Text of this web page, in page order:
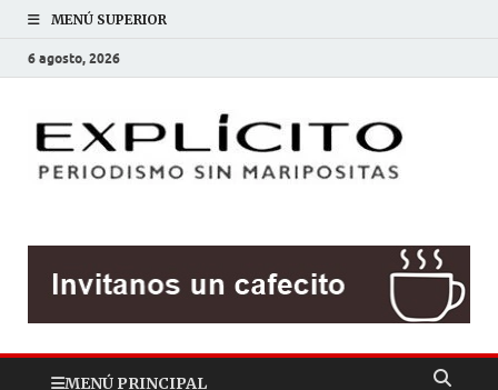
MENÚ SUPERIOR
6 agosto, 2026
MENÚ PRINCIPAL